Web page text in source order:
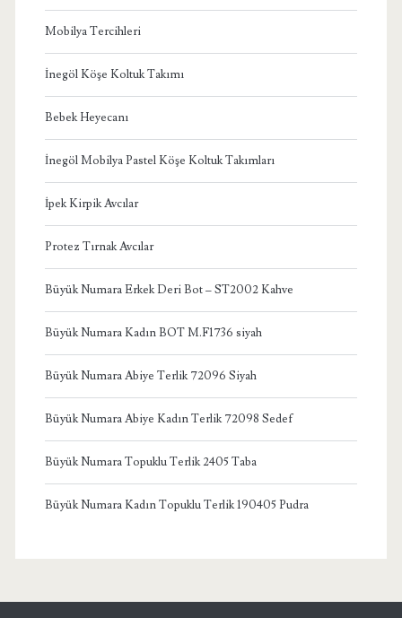
Mobilya Tercihleri
İnegöl Köşe Koltuk Takımı
Bebek Heyecanı
İnegöl Mobilya Pastel Köşe Koltuk Takımları
İpek Kirpik Avcılar
Protez Tırnak Avcılar
Büyük Numara Erkek Deri Bot – ST2002 Kahve
Büyük Numara Kadın BOT M.F1736 siyah
Büyük Numara Abiye Terlik 72096 Siyah
Büyük Numara Abiye Kadın Terlik 72098 Sedef
Büyük Numara Topuklu Terlik 2405 Taba
Büyük Numara Kadın Topuklu Terlik 190405 Pudra